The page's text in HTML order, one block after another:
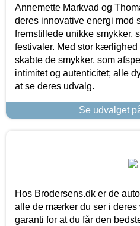
Annemette Markvad og
deres innovative energi mod
fremstillede unikke smykker,
festivaler. Med stor
skabte de smykker, som
intimitet og autenticitet; alle
at se deres udvalg.
Se udvalget
Hos Brodersens.dk er de
alle de mærker du ser i deres
garanti for at du får den